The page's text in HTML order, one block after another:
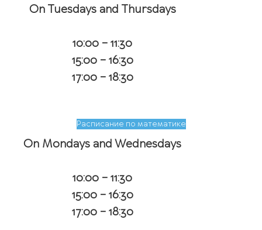
On Tuesdays and Thursdays
10:00 – 11:30
15:00 – 16:30
17:00 – 18:30
Расписание по математике
On Mondays and Wednesdays
10:00 – 11:30
15:00 – 16:30
17:00 – 18:30